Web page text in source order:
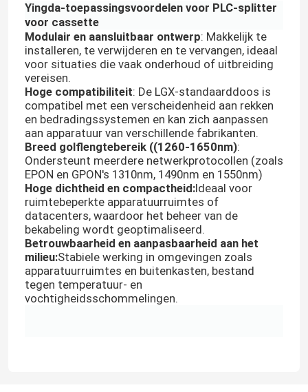
Yingda-toepassingsvoordelen voor PLC-splitter
voor cassette
Modulair en aansluitbaar ontwerp: Makkelijk te
installeren, te verwijderen en te vervangen, ideaal
voor situaties die vaak onderhoud of uitbreiding
vereisen.
Hoge compatibiliteit: De LGX-standaarddoos is
compatibel met een verscheidenheid aan rekken
en bedradingssystemen en kan zich aanpassen
aan apparatuur van verschillende fabrikanten.
Breed golflengtebereik ((1260-1650nm):
Ondersteunt meerdere netwerkprotocollen (zoals
EPON en GPON's 1310nm, 1490nm en 1550nm)
Hoge dichtheid en compactheid:Ideaal voor
ruimtebeperkte apparatuurruimtes of
datacenters, waardoor het beheer van de
bekabeling wordt geoptimaliseerd.
Betrouwbaarheid en aanpasbaarheid aan het
milieu:Stabiele werking in omgevingen zoals
apparatuurruimtes en buitenkasten, bestand
tegen temperatuur- en
vochtigheidsschommelingen.